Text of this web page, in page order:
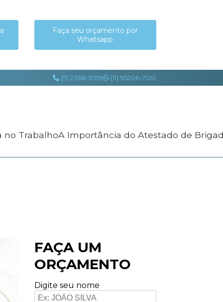
Faça seu orçamento por
Whatsapp
(11) 2368-9559 (11) 95206-7010
no Trabalho
A Importância do Atestado de
FAÇA UM
ORÇAMENTO
Digite seu nome